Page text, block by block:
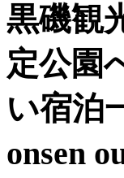
黒磯観
定公園
い宿泊
onsen